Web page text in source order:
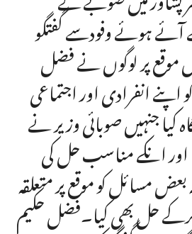
ہوئے وفودسے گفتگو
پر لوگوں نے فضل
انفرادی اور اجتماعی
جنہیں صوبائی وزیر نے
اور انکے مناسب حل کی
بعض مسائل کو موقع پر متعلقہ
حل بھی کیا۔فضل حکیم